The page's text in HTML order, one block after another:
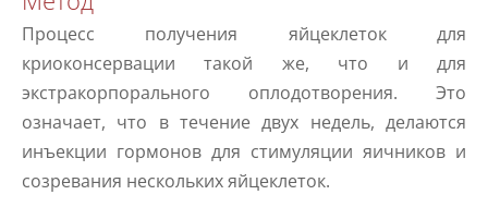
Процесс получения яйцеклеток для
криоконсервации такой же, что и для
экстракорпорального оплодотворения. Это
означает, что в течение двух недель, делаются
инъекции гормонов для стимуляции яичников и
созревания нескольких яйцеклеток.